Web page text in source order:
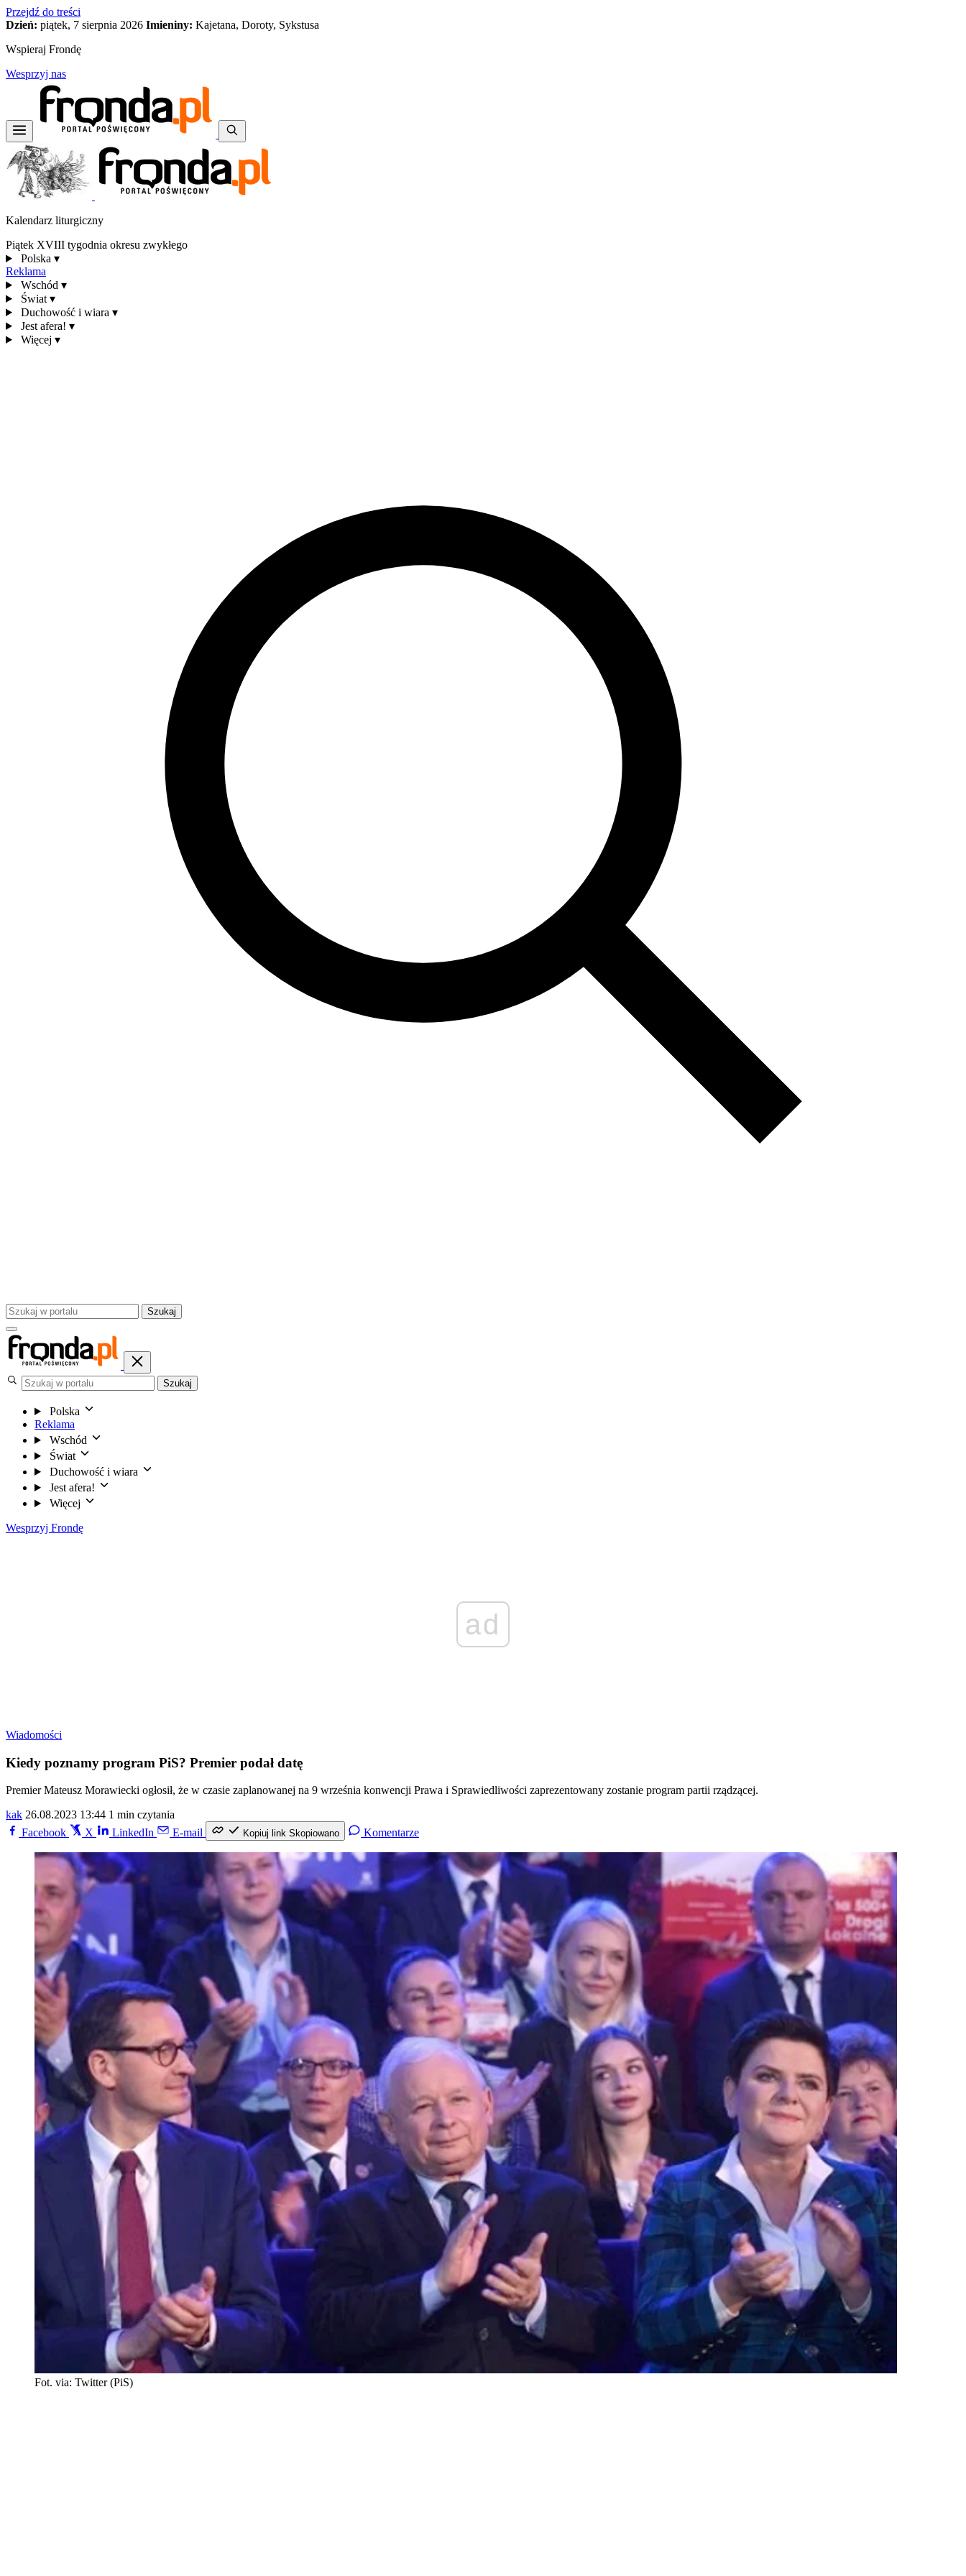
Przejdź do treści
Dzień: piątek, 7 sierpnia 2026 Imieniny: Kajetana, Doroty, Sykstusa
Wspieraj Frondę
Wesprzyj nas
Kalendarz liturgiczny
Piątek XVIII tygodnia okresu zwykłego
Polska ▾
Reklama
Wschód ▾
Świat ▾
Duchowość i wiara ▾
Jest afera! ▾
Więcej ▾
Szukaj
Szukaj
Polska
Reklama
Wschód
Świat
Duchowość i wiara
Jest afera!
Więcej
Wesprzyj Frondę
ad
Wiadomości
Kiedy poznamy program PiS? Premier podał datę
Premier Mateusz Morawiecki ogłosił, że w czasie zaplanowanej na 9 września konwencji Prawa i Sprawiedliwości zaprezentowany zostanie program partii rządzącej.
kak 26.08.2023 13:44 1 min czytania
Facebook
X LinkedIn E-mail Kopiuj link Skopiowano Komentarze
Fot. via: Twitter (PiS)